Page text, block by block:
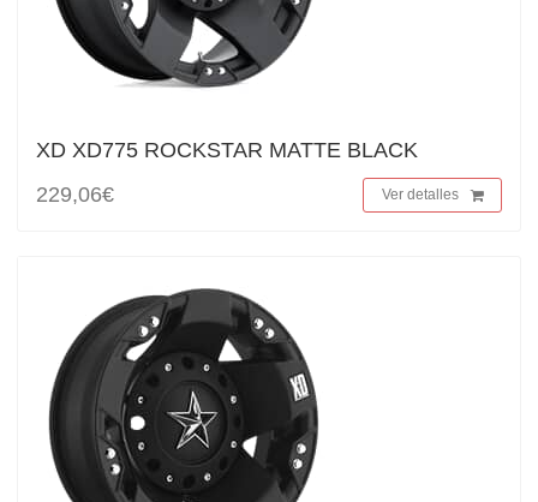
XD XD775 ROCKSTAR MATTE BLACK
229,06€
Ver detalles